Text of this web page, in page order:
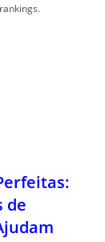
de